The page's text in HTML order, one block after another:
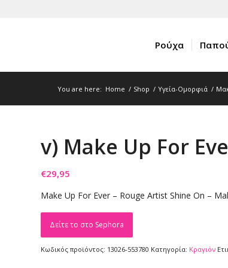
Ρούχα
You are here: Home / Shop / Υγεία-Ομορφιά /
v) Make Up For
€29,95
Make Up For Ever – Rouge Artist Shine On –
Δείτε το στο Sephora
Κωδικός προϊόντος: 13026-553780 Κατηγορία: Κραγιόν